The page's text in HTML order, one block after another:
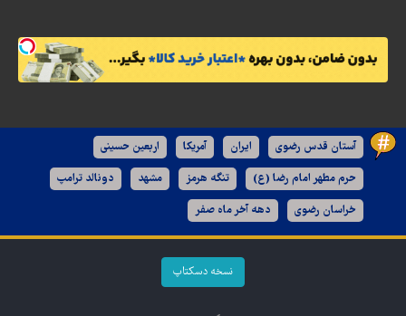
آستان قدس رضوی ایران آمریکا اربعین حسینی
حرم مطهر امام رضا (ع) تنگه هرمز مشهد دونالد ترامپ
خراسان رضوی دهه آخر ماه صفر
نسخه دسکتاپ